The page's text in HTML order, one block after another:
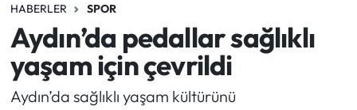
HABERLER SPOR
Aydın’da pedallar sağlıklı
yaşam için çevrildi
Aydın’da sağlıklı yaşam kültürünü
EĞİTİM
EKONOMİ
GÜNCEL
Süper Lig Puan Durumu ve Fikstür
Tüm Manşetler
Son Dakika Haberleri